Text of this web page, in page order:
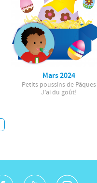
Mars 2024
Petits poussins de Pâques
J’ai du goût!